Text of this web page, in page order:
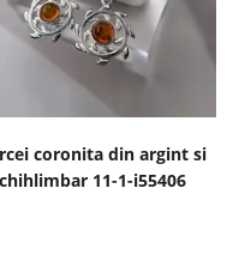
coronita din argint si
chihlimbar 11-1-i55406